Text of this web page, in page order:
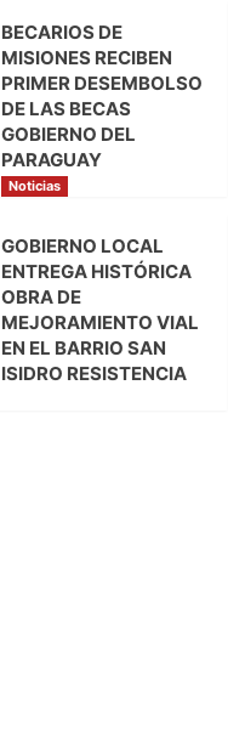
BECARIOS DE
MISIONES RECIBEN
PRIMER DESEMBOLSO
DE LAS BECAS
GOBIERNO DEL
PARAGUAY
Noticias
GOBIERNO LOCAL
ENTREGA HISTÓRICA
OBRA DE
MEJORAMIENTO VIAL
EN EL BARRIO SAN
ISIDRO RESISTENCIA